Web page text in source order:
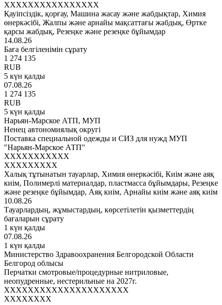
XXXXXXXXXXXXXXXX
Қауіпсіздік, қорғау, Машина жасау және жабдықтар, Химия
өнеркәсібі, Жалпы және арнайы мақсаттағы жабдық, Өртке
қарсы жабдық, Резеңке және резеңке бұйымдар
14.08.26
Баға белгіленімін сұрату
1 274 135
RUB
5 күн қалды
07.08.26
1 274 135
RUB
5 күн қалды
Нарьян-Марское АТП, МУП
Ненец автономиялық округі
Поставка специальной одежды и СИЗ для нужд МУП
"Нарьян-Марское АТП"
XXXXXXXXXXX
XXXXXXXXX
Халық тұтынатын тауарлар, Химия өнеркәсібі, Киім және аяқ
киім, Полимерлі материалдар, пластмасса бұйымдары, Резеңке
және резеңке бұйымдар, Аяқ киім, Арнайы киім және аяқ киім
10.08.26
Тауарлардың, жұмыстардың, көрсетілетін қызметтердің
бағаларын сұрату
1 күн қалды
07.08.26
1 күн қалды
Министерство Здравоохранения Белгородской Области
Белгород облысы
Перчатки смотровые/процедурные нитриловые,
неопудренные, нестерильные на 2027г.
XXXXXXXXXXXXXXXXXXXXX
XXXXXXXX